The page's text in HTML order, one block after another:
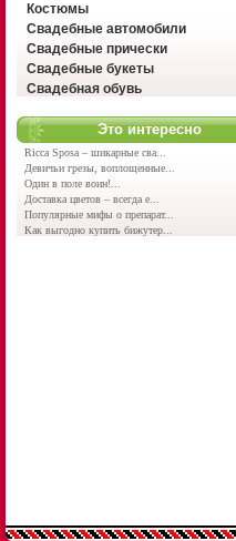
Костюмы
Свадебные автомобили
Свадебные прически
Свадебные букеты
Свадебная обувь
Это интересно
Ricca Sposa – шикарные сва...
Девичьи грезы, воплощенные...
Один в поле воин!...
Доставка цветов – всегда е...
Популярные мифы о препарат...
Как выгодно купить бижутер...